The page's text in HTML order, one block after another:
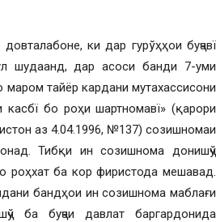
ки дар гурўҳҳои буҷавї
шудаанд, дар асоси банди 7-уми
тайёр кардани мутахассисони
бо роҳи шартномавї» (қарори
аз 4.04.1996, №137) созишномаи
Тибқи ин созишнома донишҷў
роҳхат ба кор фиристода мешавад.
бандҳои ин созишнома маблағи
ба буҷаи давлат баргардонида